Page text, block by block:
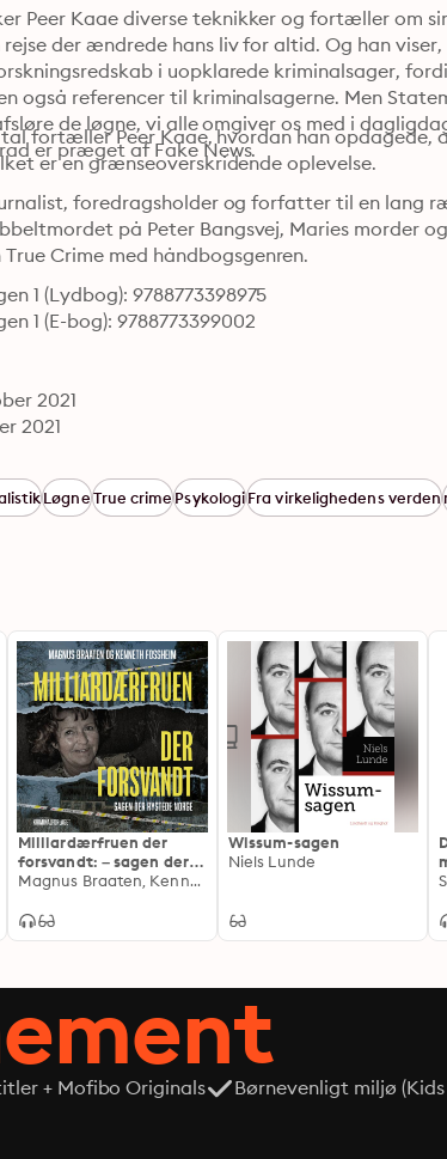
Peer Kaae diverse teknikker og fortæller om
rejse der ændrede hans liv for altid. Og han
i uopklarede kriminalsager,
også referencer til kriminalsagerne. Men
de løgne, vi alle omgiver os med i
er præget af Fake News.
tal fortæller Peer Kaae, hvordan han opdagede,
er en grænseoverskridende oplevelse.
foredragsholder og forfatter til en lang
på Peter Bangsvej, Maries morder
Crime med håndbogsgenren.
1 (Lydbog): 9788773398975
1 (E-bog): 9788773399002
2021
2021
LøgneTrue crimePsykologiFra virkelighedens verden
Milliardærfruen der
forsvandt: – sagen der
rystede Norge
Magnus Braaten, Kenneth Fossheim
Wissum-sagen
Niels Lunde
+ Mofibo Originals
Børnevenligt miljø